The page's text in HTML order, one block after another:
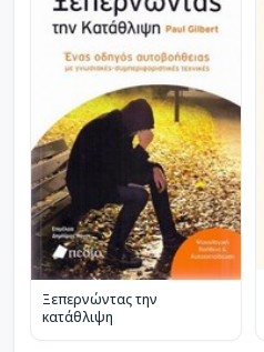
Ξεπερνώντας την
κατάθλιψη